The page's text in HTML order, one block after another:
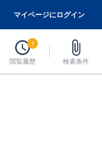
マイページにログイン
閲覧履歴
1
検索条件